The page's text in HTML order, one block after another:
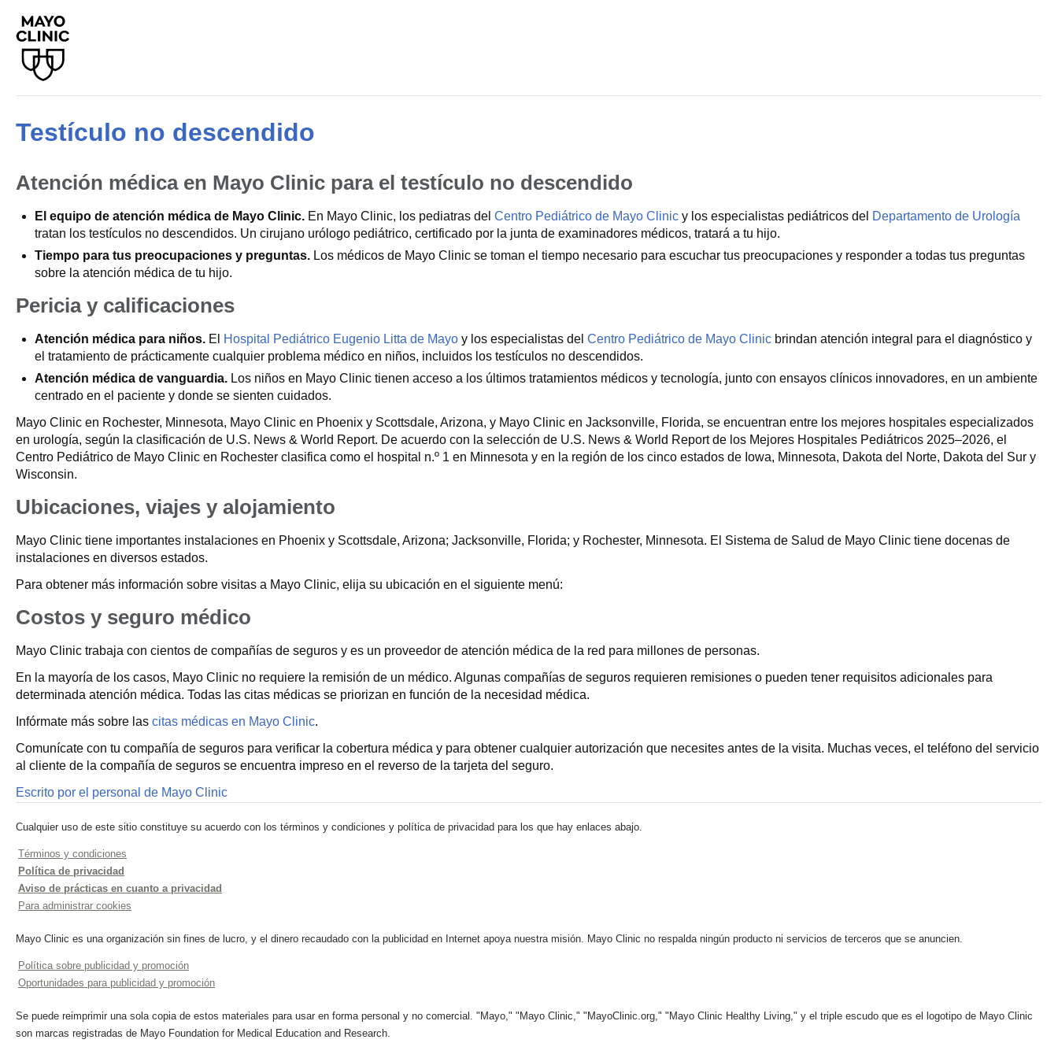
Testículo no descendido
Atención médica en Mayo Clinic para el testículo no descendido
El equipo de atención médica de Mayo Clinic. En Mayo Clinic, los pediatras del Centro Pediátrico de Mayo Clinic y los especialistas pediátricos del Departamento de Urología
tratan los testículos no descendidos. Un cirujano urólogo pediátrico, certificado por la junta de examinadores médicos, tratará a tu hijo.
Tiempo para tus preocupaciones y preguntas. Los médicos de Mayo Clinic se toman el tiempo necesario para escuchar tus preocupaciones y responder a todas tus preguntas
sobre la atención médica de tu hijo.
Pericia y calificaciones
Atención médica para niños. El Hospital Pediátrico Eugenio Litta de Mayo y los especialistas del Centro Pediátrico de Mayo Clinic brindan atención integral para el diagnóstico y
el tratamiento de prácticamente cualquier problema médico en niños, incluidos los testículos no descendidos.
Atención médica de vanguardia. Los niños en Mayo Clinic tienen acceso a los últimos tratamientos médicos y tecnología, junto con ensayos clínicos innovadores, en un ambiente
centrado en el paciente y donde se sienten cuidados.
Mayo Clinic en Rochester, Minnesota, Mayo Clinic en Phoenix y Scottsdale, Arizona, y Mayo Clinic en Jacksonville, Florida, se encuentran entre los mejores hospitales especializados
en urología, según la clasificación de U.S. News & World Report. De acuerdo con la selección de U.S. News & World Report de los Mejores Hospitales Pediátricos 2025–2026, el
Centro Pediátrico de Mayo Clinic en Rochester clasifica como el hospital n.º 1 en Minnesota y en la región de los cinco estados de Iowa, Minnesota, Dakota del Norte, Dakota del Sur y
Wisconsin.
Ubicaciones, viajes y alojamiento
Mayo Clinic tiene importantes instalaciones en Phoenix y Scottsdale, Arizona; Jacksonville, Florida; y Rochester, Minnesota. El Sistema de Salud de Mayo Clinic tiene docenas de
instalaciones en diversos estados.
Para obtener más información sobre visitas a Mayo Clinic, elija su ubicación en el siguiente menú:
Costos y seguro médico
Mayo Clinic trabaja con cientos de compañías de seguros y es un proveedor de atención médica de la red para millones de personas.
En la mayoría de los casos, Mayo Clinic no requiere la remisión de un médico. Algunas compañías de seguros requieren remisiones o pueden tener requisitos adicionales para
determinada atención médica. Todas las citas médicas se priorizan en función de la necesidad médica.
Infórmate más sobre las citas médicas en Mayo Clinic.
Comunícate con tu compañía de seguros para verificar la cobertura médica y para obtener cualquier autorización que necesites antes de la visita. Muchas veces, el teléfono del servicio
al cliente de la compañía de seguros se encuentra impreso en el reverso de la tarjeta del seguro.
Escrito por el personal de Mayo Clinic
Cualquier uso de este sitio constituye su acuerdo con los términos y condiciones y política de privacidad para los que hay enlaces abajo.
Términos y condiciones
Política de privacidad
Aviso de prácticas en cuanto a privacidad
Para administrar cookies
Mayo Clinic es una organización sin fines de lucro, y el dinero recaudado con la publicidad en Internet apoya nuestra misión. Mayo Clinic no respalda ningún producto ni servicios de terceros que se anuncien.
Política sobre publicidad y promoción
Oportunidades para publicidad y promoción
Se puede reimprimir una sola copia de estos materiales para usar en forma personal y no comercial. "Mayo," "Mayo Clinic," "MayoClinic.org," "Mayo Clinic Healthy Living," y el triple escudo que es el logotipo de Mayo Clinic
son marcas registradas de Mayo Foundation for Medical Education and Research.